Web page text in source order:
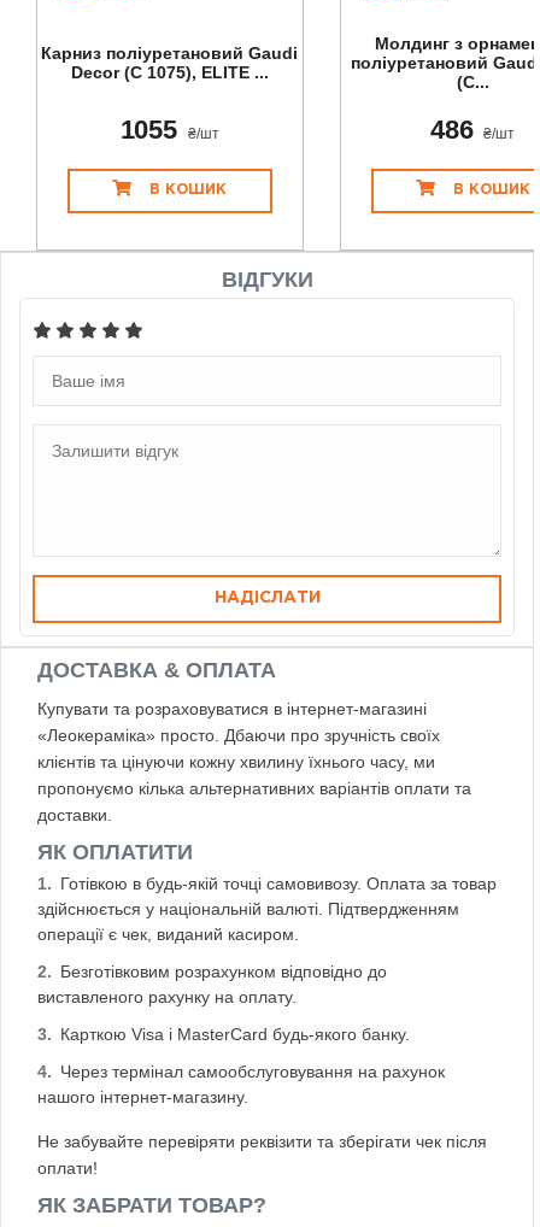
Карниз поліуретановий Gaudi
Decor (C 1075), ELITE ...
1055 ₴/шт
В КОШИК
Молдинг з
поліуретановий
(C...
486 ₴/шт
В КОШИК
ВІДГУКИ
НАДІСЛАТИ
ДОСТАВКА & ОПЛАТА
Купувати та розраховуватися в інтернет-магазині
«Леокераміка» просто. Дбаючи про зручність своїх
клієнтів та цінуючи кожну хвилину їхнього часу, ми
пропонуємо кілька альтернативних варіантів оплати та
доставки.
ЯК ОПЛАТИТИ
Готівкою в будь-якій точці самовивозу. Оплата за товар
здійснюється у національній валюті. Підтвердженням
операції є чек, виданий касиром.
Безготівковим розрахунком відповідно до
виставленого рахунку на оплату.
Карткою Visa і MasterCard будь-якого банку.
Через термінал самообслуговування на рахунок
нашого інтернет-магазину.
Не забувайте перевіряти реквізити та зберігати чек після
оплати!
ЯК ЗАБРАТИ ТОВАР?